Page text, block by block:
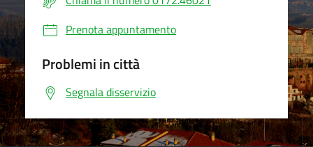
Prenota appuntamento
Problemi in città
Segnala disservizio